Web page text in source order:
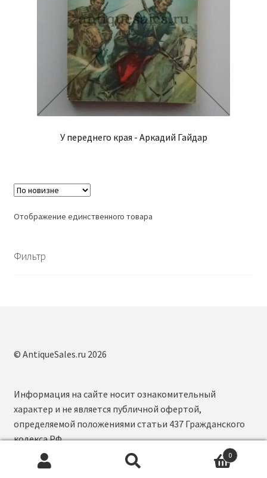
У переднего края - Аркадий Гайдар
Отображение единственного товара
Фильтр
© AntiqueSales.ru 2026
0
Информация на сайте носит ознакомительный
характер и не является публичной офертой,
определяемой положениями статьи 437 Гражданского
кодекса РФ.